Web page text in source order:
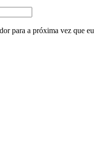
para a próxima vez que eu